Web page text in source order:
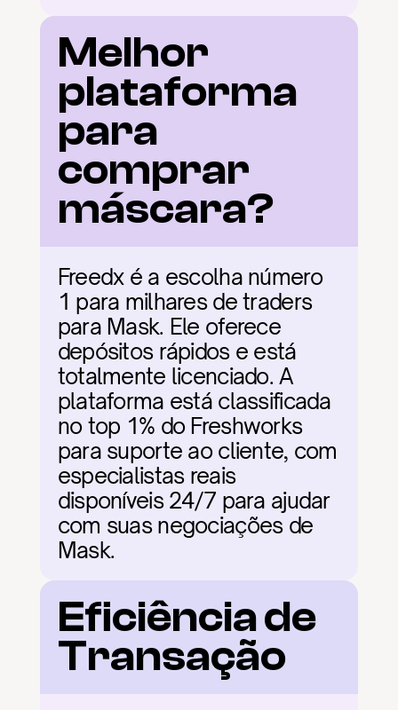
Melhor
plataforma
para
comprar
máscara?
Freedx é a escolha número
1 para milhares de traders
para Mask. Ele oferece
depósitos rápidos e está
totalmente licenciado. A
plataforma está classificada
no top 1% do Freshworks
para suporte ao cliente, com
especialistas reais
disponíveis 24/7 para ajudar
com suas negociações de
Mask.
Eficiência de
Transação